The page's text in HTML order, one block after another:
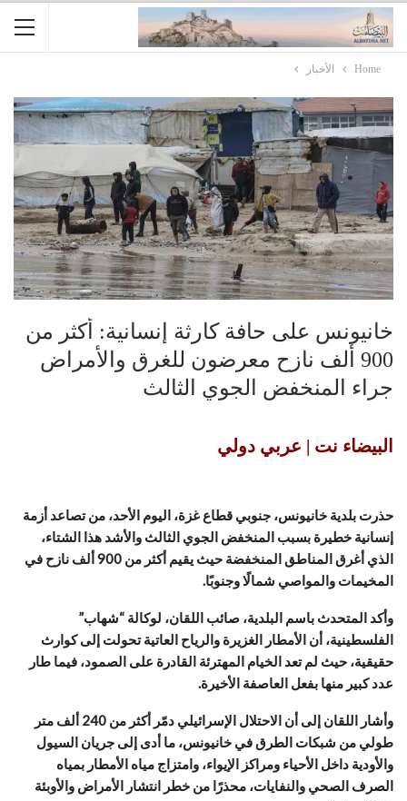
Home الأخبار
خانيونس على حافة كارثة إنسانية: أكثر من
900 ألف نازح معرضون للغرق والأمراض
جراء المنخفض الجوي الثالث
البيضاء نت | عربي دولي
حذرت بلدية خانيونس، جنوبي قطاع غزة، اليوم الأحد، من تصاعد أزمة
إنسانية خطيرة بسبب المنخفض الجوي الثالث والأشد هذا الشتاء،
الذي أغرق المناطق المنخفضة حيث يقيم أكثر من 900 ألف نازح في
المخيمات والمواصي شمالًا وجنوبًا.
وأكد المتحدث باسم البلدية، صائب اللقان، لوكالة “شهاب”
الفلسطينية، أن الأمطار الغزيرة والرياح العاتية تحولت إلى كوارث
حقيقية، حيث لم تعد الخيام المهترئة القادرة على الصمود، فيما طار
عدد كبير منها بفعل العاصفة الأخيرة.
وأشار اللقان إلى أن الاحتلال الإسرائيلي دمّر أكثر من 240 ألف متر
طولي من شبكات الطرق في خانيونس، ما أدى إلى جريان السيول
والأودية داخل الأحياء ومراكز الإيواء، وامتزاج مياه الأمطار بمياه
الصرف الصحي والنفايات، محذرًا من خطر انتشار الأمراض والأوبئة